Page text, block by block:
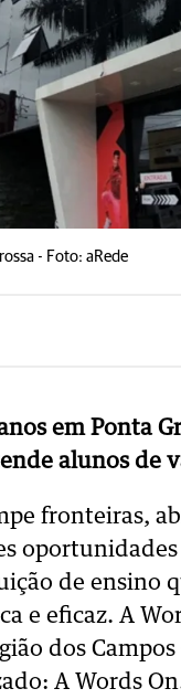
- Foto: aRede
em Ponta
alunos de
fronteiras,
de ensino
e eficaz. A
dos
A Words